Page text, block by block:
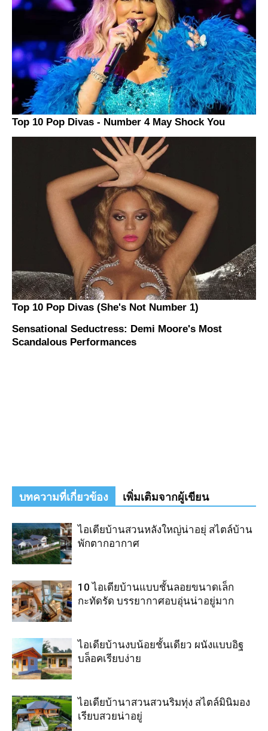
บทความที่เกี่ยวข้อง เพิ่มเติมจากผู้เขียน
ไอเดียบ้านสวนหลังใหญ่น่าอยุ่ สไตล์บ้าน
พักตากอากาศ
10 ไอเดียบ้านแบบชั้นลอยขนาดเล็ก
กะทัดรัด บรรยากาศอบอุ่นน่าอยู่มาก
ไอเดียบ้านงบน้อยชั้นเดียว ผนังแบบอิฐ
บล็อคเรียบง่าย
ไอเดียบ้านาสวนสวนริมทุ่ง สไตล์มินิมอง
เรียบสวยน่าอยู่